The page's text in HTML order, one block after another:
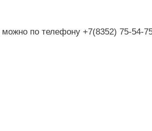
по телефону +7(8352) 75-54-